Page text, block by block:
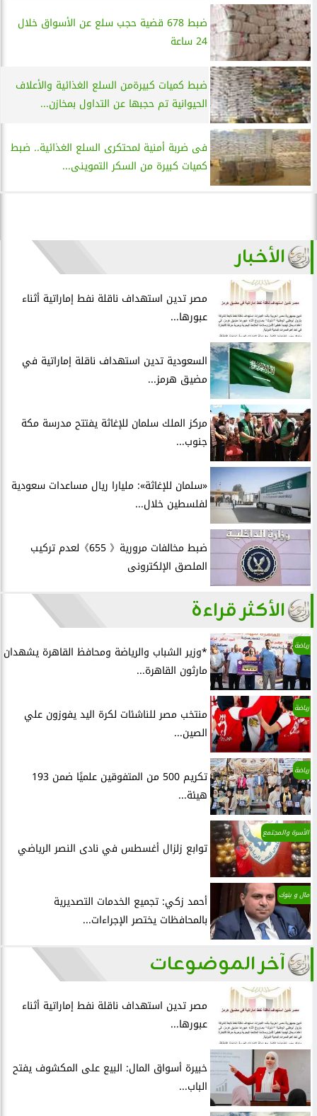
ضبط 678 قضية حجب سلع عن الأسواق خلال
24 ساعة
ضبط كميات كبيرةمن السلع الغذائية والأعلاف
الحيوانية تم حجبها عن التداول بمخازن...
فى ضربة أمنية لمحتكرى السلع الغذائية.. ضبط
كميات كبيرة من السكر التموينى...
الأخبار
مصر تدين استهداف ناقلة نفط إماراتية أثناء
عبورها...
السعودية تدين استهداف ناقلة إماراتية في
مضيق هرمز...
مركز الملك سلمان للإغاثة يفتتح مدرسة مكة
جنوب...
«سلمان للإغاثة»: مليارا ريال مساعدات سعودية
لفلسطين خلال...
ضبط مخالفات مرورية《 655》لعدم تركيب
الملصق الإلكترونى
الأكثر قراءة
رياضة
*وزير الشباب والرياضة ومحافظ القاهرة يشهدان
مارثون القاهرة...
رياضة
منتخب مصر للناشئات لكرة اليد يفوزون علي
الصين...
رياضة
تكريم 500 من المتفوقين علميًا ضمن 193
هيئة...
الأسرة والمجتمع
توابع زلزال أغسطس في نادى النصر الرياضي
مال و بنوك
أحمد زكي: تجميع الخدمات التصديرية
بالمحافظات يختصر الإجراءات...
آخر الموضوعات
مصر تدين استهداف ناقلة نفط إماراتية أثناء
عبورها...
خبيرة أسواق المال: البيع على المكشوف يفتح
الباب...